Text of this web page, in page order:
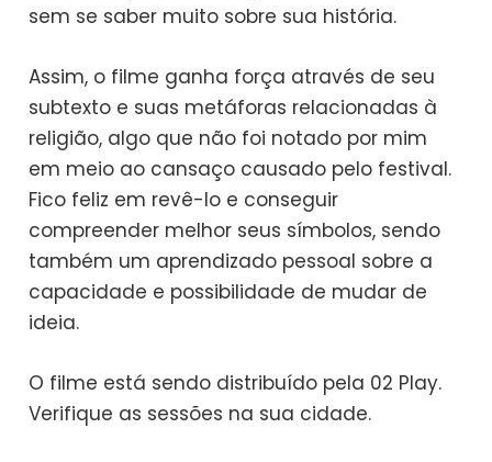
sem se saber muito sobre sua história.
Assim, o filme ganha força através de seu
subtexto e suas metáforas relacionadas à
religião, algo que não foi notado por mim
em meio ao cansaço causado pelo festival.
Fico feliz em revê-lo e conseguir
compreender melhor seus símbolos, sendo
também um aprendizado pessoal sobre a
capacidade e possibilidade de mudar de
ideia.
O filme está sendo distribuído pela 02 Play.
Verifique as sessões na sua cidade.